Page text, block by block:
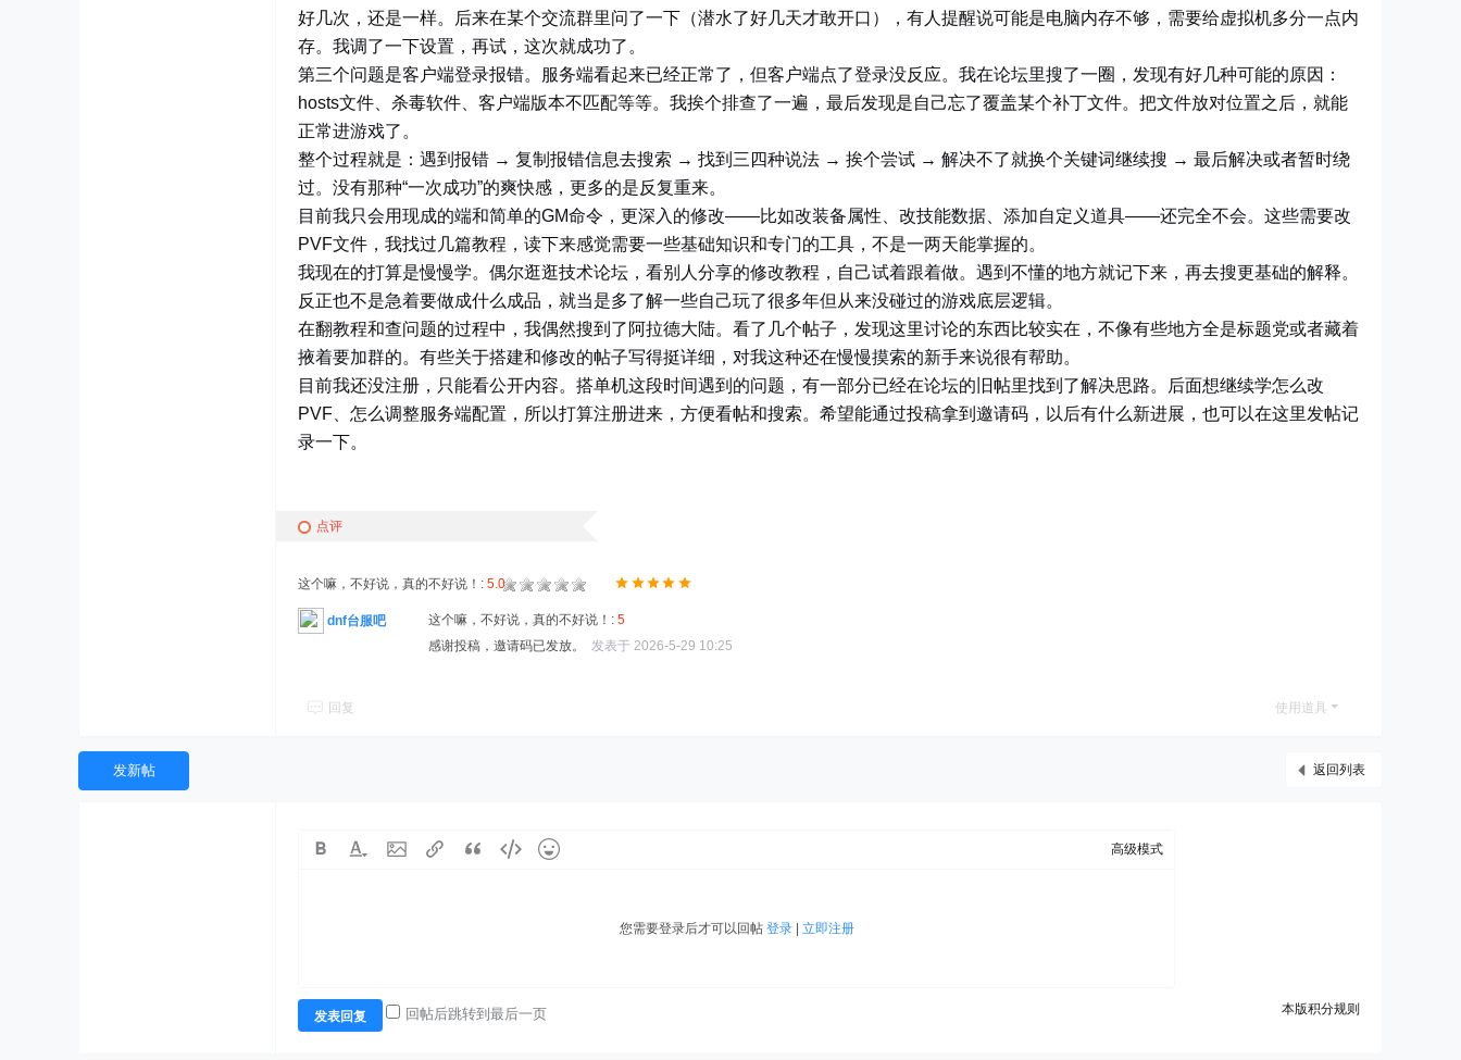
好几次，还是一样。后来在某个交流群里问了一下（潜水了好几天才敢开口），有人提醒说可能是电脑内存不够，需要给虚拟机多分一点内
存。我调了一下设置，再试，这次就成功了。
第三个问题是客户端登录报错。服务端看起来已经正常了，但客户端点了登录没反应。我在论坛里搜了一圈，发现有好几种可能的原因：
hosts文件、杀毒软件、客户端版本不匹配等等。我挨个排查了一遍，最后发现是自己忘了覆盖某个补丁文件。把文件放对位置之后，就能
正常进游戏了。
整个过程就是：遇到报错 → 复制报错信息去搜索 → 找到三四种说法 → 挨个尝试 → 解决不了就换个关键词继续搜 → 最后解决或者暂时绕
过。没有那种“一次成功”的爽快感，更多的是反复重来。
目前我只会用现成的端和简单的GM命令，更深入的修改——比如改装备属性、改技能数据、添加自定义道具——还完全不会。这些需要改
PVF文件，我找过几篇教程，读下来感觉需要一些基础知识和专门的工具，不是一两天能掌握的。
我现在的打算是慢慢学。偶尔逛逛技术论坛，看别人分享的修改教程，自己试着跟着做。遇到不懂的地方就记下来，再去搜更基础的解释。
反正也不是急着要做成什么成品，就当是多了解一些自己玩了很多年但从来没碰过的游戏底层逻辑。
在翻教程和查问题的过程中，我偶然搜到了阿拉德大陆。看了几个帖子，发现这里讨论的东西比较实在，不像有些地方全是标题党或者藏着
掖着要加群的。有些关于搭建和修改的帖子写得挺详细，对我这种还在慢慢摸索的新手来说很有帮助。
目前我还没注册，只能看公开内容。搭单机这段时间遇到的问题，有一部分已经在论坛的旧帖里找到了解决思路。后面想继续学怎么改
PVF、怎么调整服务端配置，所以打算注册进来，方便看帖和搜索。希望能通过投稿拿到邀请码，以后有什么新进展，也可以在这里发帖记
录一下。
点评
这个嘛，不好说，真的不好说！: 5.0
dnf台服吧 这个嘛，不好说，真的不好说！: 5
感谢投稿，邀请码已发放。 发表于 2026-5-29 10:25
回复 使用道具
返回列表
发新帖
高级模式
您需要登录后才可以回帖 登录| 立即注册
本版积分规则
发表回复 回帖后跳转到最后一页